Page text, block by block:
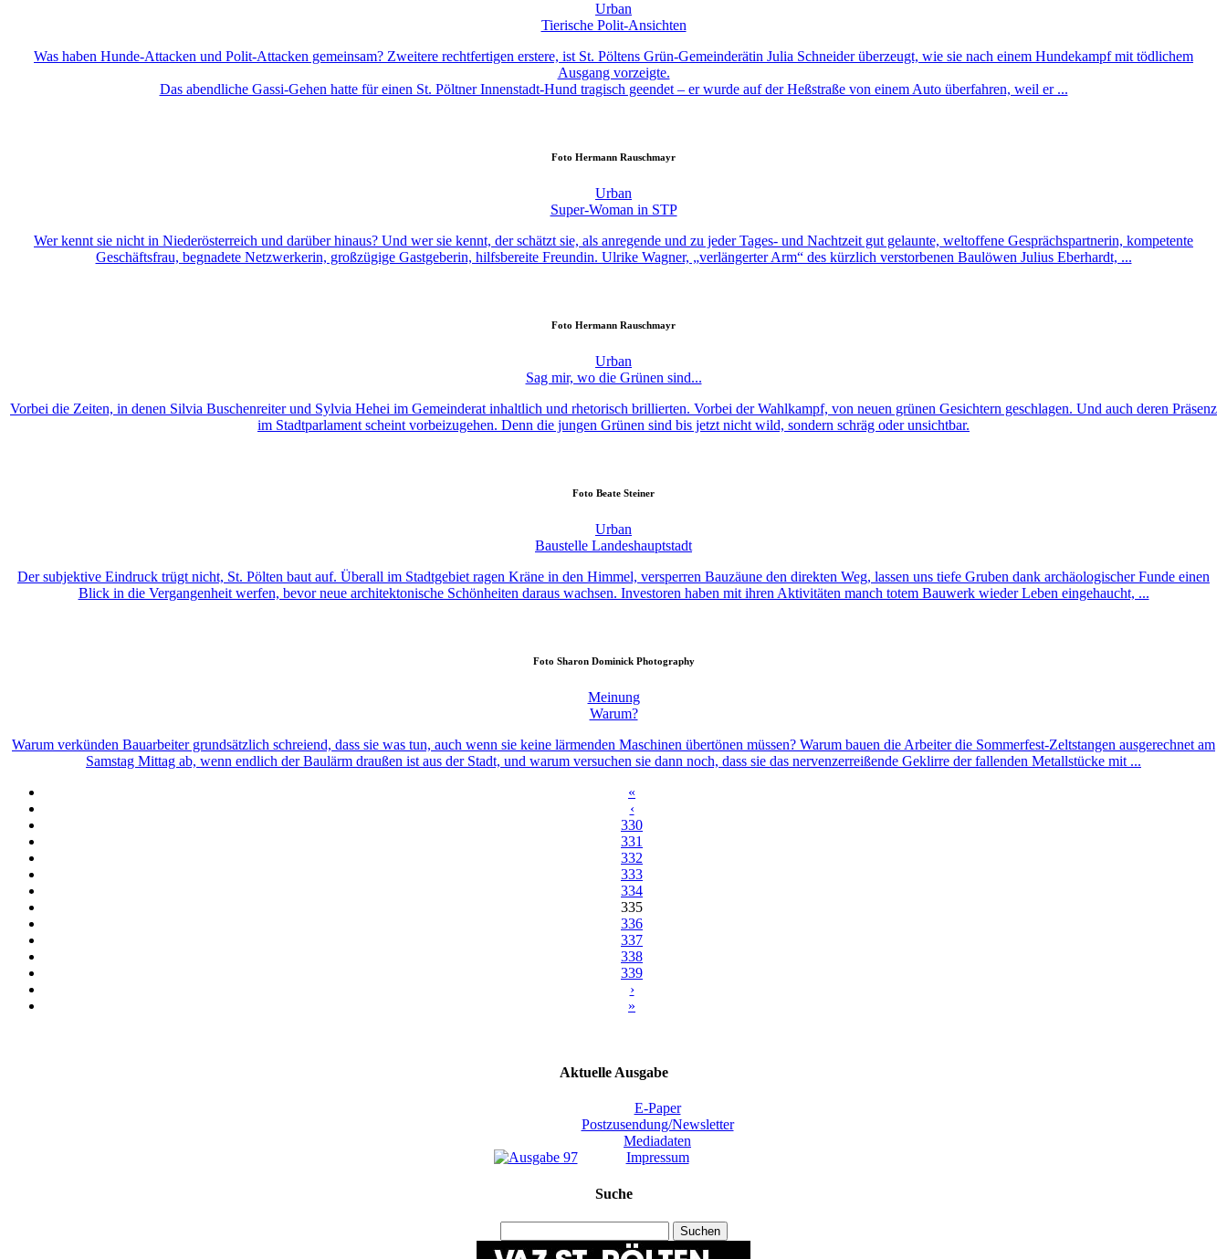
Urban
Tierische Polit-Ansichten
Was haben Hunde-Attacken und Polit-Attacken gemeinsam? Zweitere rechtfertigen erstere, ist St. Pöltens Grün-Gemeinderätin Julia Schneider überzeugt, wie sie nach einem Hundekampf mit tödlichem
Ausgang vorzeigte.
Das abendliche Gassi-Gehen hatte für einen St. Pöltner Innenstadt-Hund tragisch geendet – er wurde auf der Heßstraße von einem Auto überfahren, weil er ...
Foto Hermann Rauschmayr
Urban
Super-Woman in STP
Wer kennt sie nicht in Niederösterreich und darüber hinaus? Und wer sie kennt, der schätzt sie, als anregende und zu jeder Tages- und Nachtzeit gut gelaunte, weltoffene Gesprächspartnerin, kompetente
Geschäftsfrau, begnadete Netzwerkerin, großzügige Gastgeberin, hilfsbereite Freundin. Ulrike Wagner, „verlängerter Arm“ des kürzlich verstorbenen Baulöwen Julius Eberhardt, ...
Foto Hermann Rauschmayr
Urban
Sag mir, wo die Grünen sind...
Vorbei die Zeiten, in denen Silvia Buschenreiter und Sylvia Hehei im Gemeinderat inhaltlich und rhetorisch brillierten. Vorbei der Wahlkampf, von neuen grünen Gesichtern geschlagen. Und auch deren Präsenz
im Stadtparlament scheint vorbeizugehen. Denn die jungen Grünen sind bis jetzt nicht wild, sondern schräg oder unsichtbar.
Foto Beate Steiner
Urban
Baustelle Landeshauptstadt
Der subjektive Eindruck trügt nicht, St. Pölten baut auf. Überall im Stadtgebiet ragen Kräne in den Himmel, versperren Bauzäune den direkten Weg, lassen uns tiefe Gruben dank archäologischer Funde einen
Blick in die Vergangenheit werfen, bevor neue architektonische Schönheiten daraus wachsen. Investoren haben mit ihren Aktivitäten manch totem Bauwerk wieder Leben eingehaucht, ...
Foto Sharon Dominick Photography
Meinung
Warum?
Warum verkünden Bauarbeiter grundsätzlich schreiend, dass sie was tun, auch wenn sie keine lärmenden Maschinen übertönen müssen? Warum bauen die Arbeiter die Sommerfest-Zeltstangen ausgerechnet am
Samstag Mittag ab, wenn endlich der Baulärm draußen ist aus der Stadt, und warum versuchen sie dann noch, dass sie das nervenzerreißende Geklirre der fallenden Metallstücke mit ...
«
‹
330
331
332
333
334
335
336
337
338
339
›
»
Aktuelle Ausgabe
E-Paper
Postzusendung/Newsletter
Mediadaten
Impressum
Suche
Suchen